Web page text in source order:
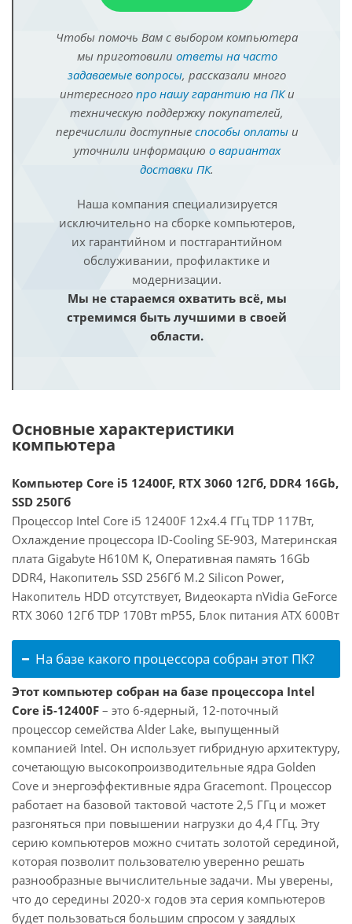
Чтобы помочь Вам с выбором компьютера
мы приготовили ответы на часто
задаваемые вопросы, рассказали много
интересного про нашу гарантию на ПКи
техническую поддержку покупателей,
перечислили доступные способы оплатыи
уточнили информацию о вариантах
доставки ПК.
Наша компания специализируется
исключительно на сборке компьютеров,
их гарантийном и постгарантийном
обслуживании, профилактике и
модернизации.
Мы не стараемся охватить всё, мы
стремимся быть лучшими в своей
области.
Основные характеристики
компьютера
Компьютер Core i5 12400F, RTX 3060 12Гб, DDR4 16Gb,
SSD 250Гб
Процессор Intel Core i5 12400F 12x4.4 ГГц TDP 117Вт,
Охлаждение процессора ID-Cooling SE-903, Материнская
плата Gigabyte H610M K, Оперативная память 16Gb
DDR4, Накопитель SSD 256Гб M.2 Silicon Power,
Накопитель HDD отсутствует, Видеокарта nVidia GeForce
RTX 3060 12Гб TDP 170Вт mP55, Блок питания ATX 600Вт
На базе какого процессора собран этот ПК?
Этот компьютер собран на базе процессора Intel
Core i5-12400F – это 6-ядерный, 12-поточный
процессор семейства Alder Lake, выпущенный
компанией Intel. Он использует гибридную архитектуру,
сочетающую высокопроизводительные ядра Golden
Cove и энергоэффективные ядра Gracemont. Процессор
работает на базовой тактовой частоте 2,5 ГГц и может
разгоняться при повышении нагрузки до 4,4 ГГц. Эту
серию компьютеров можно считать золотой серединой,
которая позволит пользователю уверенно решать
разнообразные вычислительные задачи. Мы уверены,
что до середины 2020-х годов эта серия компьютеров
будет пользоваться большим спросом у заядлых